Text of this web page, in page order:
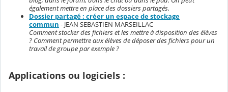
également mettre en place des dossiers partagés.
Dossier partagé : créer un espace de stockage
commun - JEAN SEBASTIEN MARSEILLAC
Comment stocker des fichiers et les mettre à disposition des élèves
? Comment permettre aux élèves de déposer des fichiers pour un
travail de groupe par exemple ?
Applications ou logiciels :